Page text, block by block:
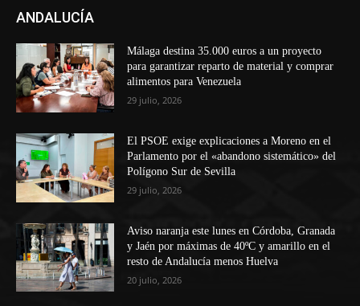
ANDALUCÍA
Málaga destina 35.000 euros a un proyecto
para garantizar reparto de material y comprar
alimentos para Venezuela
29 julio, 2026
El PSOE exige explicaciones a Moreno en el
Parlamento por el «abandono sistemático» del
Polígono Sur de Sevilla
29 julio, 2026
Aviso naranja este lunes en Córdoba, Granada
y Jaén por máximas de 40ºC y amarillo en el
resto de Andalucía menos Huelva
20 julio, 2026